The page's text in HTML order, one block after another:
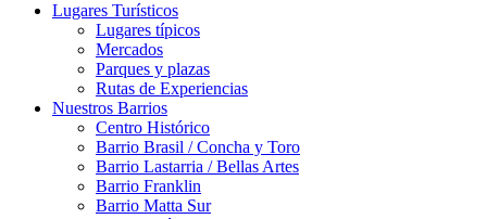
Lugares Turísticos
Lugares tí­picos
Mercados
Parques y plazas
Rutas de Experiencias
Nuestros Barrios
Centro Histórico
Barrio Brasil / Concha y Toro
Barrio Lastarria / Bellas Artes
Barrio Franklin
Barrio Matta Sur